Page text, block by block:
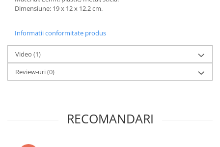
Dimensiune: 19 x 12 x 12.2 cm.
Informatii conformitate produs
Video (1)
Review-uri(0)
RECOMANDARI